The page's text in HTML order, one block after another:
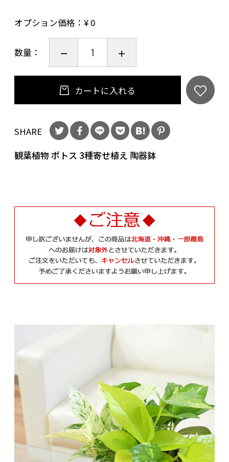
オプション価格：¥ 0
数量：
カートに入れる
SHARE
観葉植物 ポトス 3種寄せ植え 陶器鉢